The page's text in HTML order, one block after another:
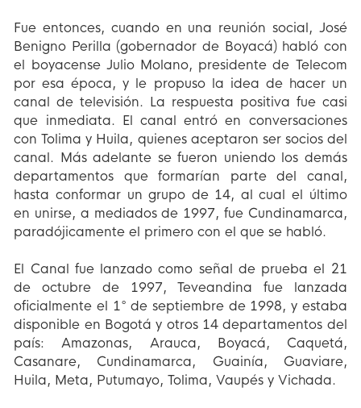
Fue entonces, cuando en una reunión social, José
Benigno Perilla (gobernador de Boyacá) habló con
el boyacense Julio Molano, presidente de Telecom
por esa época, y le propuso la idea de hacer un
canal de televisión. La respuesta positiva fue casi
que inmediata. El canal entró en conversaciones
con Tolima y Huila, quienes aceptaron ser socios del
canal. Más adelante se fueron uniendo los demás
departamentos que formarían parte del canal,
hasta conformar un grupo de 14, al cual el último
en unirse, a mediados de 1997, fue Cundinamarca,
paradójicamente el primero con el que se habló.
El Canal fue lanzado como señal de prueba el 21
de octubre de 1997, Teveandina fue lanzada
oficialmente el 1° de septiembre de 1998,​ y estaba
disponible en Bogotá y otros 14 departamentos del
país: Amazonas, Arauca, Boyacá, Caquetá,
Casanare, Cundinamarca, Guainía, Guaviare,
Huila, Meta, Putumayo, Tolima, Vaupés y Vichada.